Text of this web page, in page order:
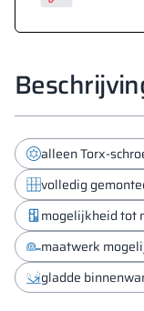
alleen Torx-
volledig
mogelijkheid tot
maatwerk
gladde